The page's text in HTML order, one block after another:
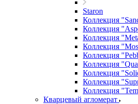
Staron
Коллекция
Коллекция
Коллекция
Коллекция
Коллекция
Коллекция
Коллекция
Коллекция
Коллекция
Кварцевый агломерат